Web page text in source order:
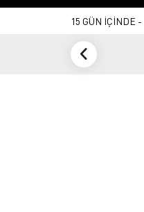
15 GÜN İÇİNDE -